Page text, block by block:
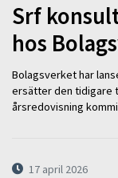
Srf
hos
Bolagsverket har
ersätter den tidigare
årsredovisning
17 april 2026